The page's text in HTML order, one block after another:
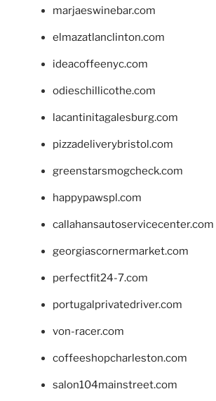
marjaeswinebar.com
elmazatlanclinton.com
ideacoffeenyc.com
odieschillicothe.com
lacantinitagalesburg.com
pizzadeliverybristol.com
greenstarsmogcheck.com
happypawspl.com
callahansautoservicecenter.com
georgiascornermarket.com
perfectfit24-7.com
portugalprivatedriver.com
von-racer.com
coffeeshopcharleston.com
salon104mainstreet.com